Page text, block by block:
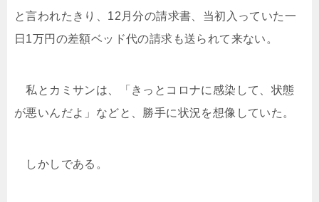
と言われたきり、12月分の請求書、当初入っていた一
日1万円の差額ベッド代の請求も送られて来ない。
私とカミサンは、「きっとコロナに感染して、状態
が悪いんだよ」などと、勝手に状況を想像していた。
しかしである。